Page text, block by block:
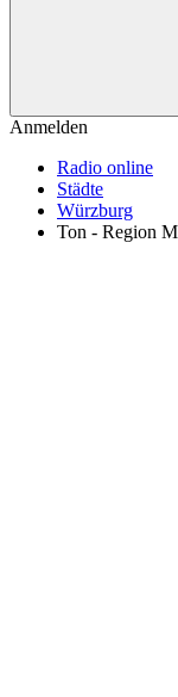
Anmelden
Radio online
Städte
Würzburg
Ton - Region